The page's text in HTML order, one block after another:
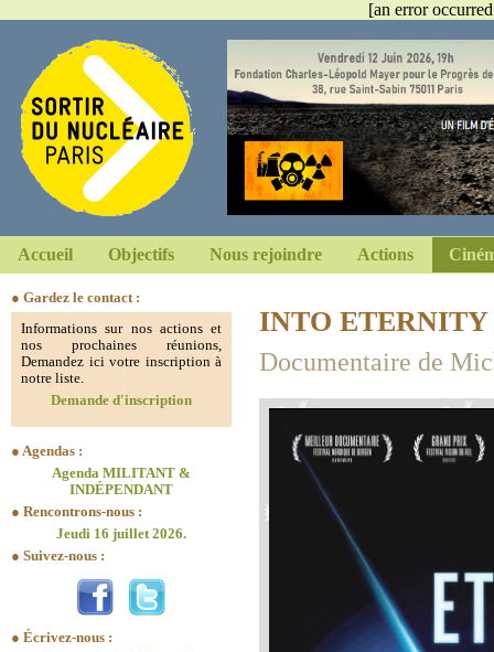
[an error
Accueil Objectifs Nous rejoindre Actions
● Gardez le contact :
Informations sur nos actions et
nos prochaines réunions,
Demandez ici votre inscription à
notre liste.
Demande d'inscription
● Agendas :
Agenda MILITANT &
INDÉPENDANT
● Rencontrons-nous :
Jeudi 16 juillet 2026.
● Suivez-nous :
● Écrivez-nous :
INTO ETERNITY
Documentaire de